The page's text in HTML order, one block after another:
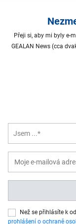
Přeji si, aby mi byly e-
GEALAN News (cca
Jsem ...*
Než se přihlásíte k
prohlášení o ochraně